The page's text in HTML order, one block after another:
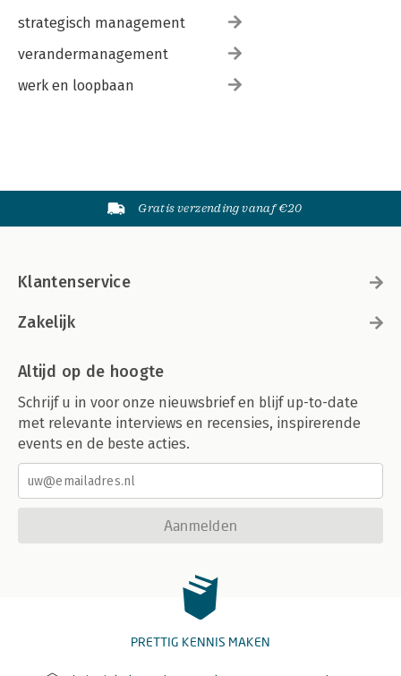
strategisch management
verandermanagement
werk en loopbaan
Gratis verzending vanaf €20
Klantenservice
Zakelijk
Altijd op de hoogte
Schrijf u in voor onze nieuwsbrief en blijf up-to-date
met relevante interviews en recensies, inspirerende
events en de beste acties.
Aanmelden
PRETTIG KENNIS MAKEN